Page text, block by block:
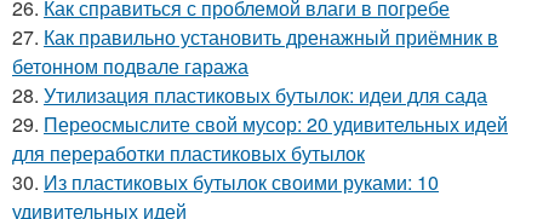
26. Как справиться с проблемой влаги в погребе
27. Как правильно установить дренажный приёмник в
бетонном подвале гаража
28. Утилизация пластиковых бутылок: идеи для сада
29. Переосмыслите свой мусор: 20 удивительных идей
для переработки пластиковых бутылок
30. Из пластиковых бутылок своими руками: 10
удивительных идей